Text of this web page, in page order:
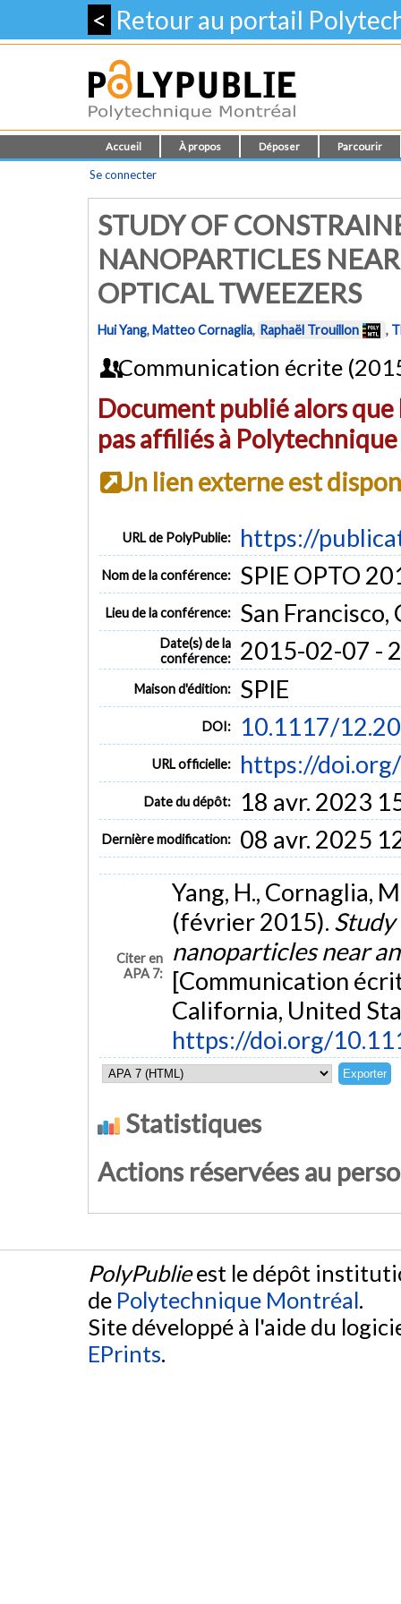
< Retour au portail
Accueil À propos Déposer Parcourir
Se connecter
STUDY OF
NANOPARTICLES
OPTICAL TWEEZERS
Hui Yang,Matteo Cornaglia, Raphaël Trouillon ,
Communication écrite
Document publié alors
pas affiliés à
Un lien externe est
URL de PolyPublie: https://
Nom de la conférence: SPIE OPTO
Lieu de la conférence: San
Date(s) de la
conférence:
2015-02-07 -
Maison d'édition: SPIE
DOI: 10.1117/
URL officielle: https://
Date du dépôt: 18 avr. 2023
Dernière modification: 08 avr. 2025
Citer en
APA 7:
Yang, H., Cornaglia,
(février 2015).
nanoparticles near
[Communication
California, United
https://doi.org/
Statistiques
Actions réservées au
PolyPublieest le dépôt
de Polytechnique Montréal.
Site développé à l'aide du
EPrints.